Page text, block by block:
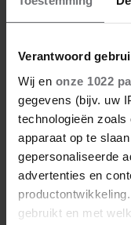
Verantwoord
Wij en onze 1022
gegevens (bijv. uw
technologieën
apparaat op te
gepersonaliseerde
advertenties en
gebruikt en met